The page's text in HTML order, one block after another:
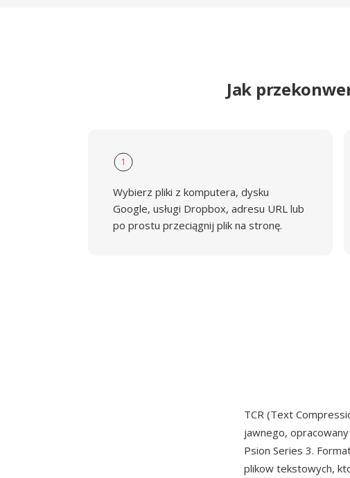
Jak
1
Wybierz pliki z komputera, dysku
Google, usługi Dropbox, adresu URL lub
po prostu przeciągnij plik na stronę.
TCR (Text
jawnego,
Psion Series 3.
plikow tekstowych,